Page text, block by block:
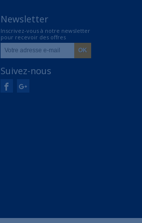
Newsletter
Inscrivez-vous à notre newsletter
pour recevoir des offres
exclusives
Suivez-nous